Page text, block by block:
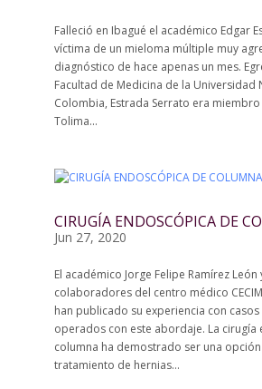
Falleció en Ibagué el académico Edgar
víctima de un mieloma múltiple muy
diagnóstico de hace apenas un mes.
Facultad de Medicina de la Universidad
Colombia, Estrada Serrato era
Tolima...
CIRUGÍA ENDOSCÓPICA DE
Jun 27, 2020
El académico Jorge Felipe Ramírez León
colaboradores del centro médico
han publicado su experiencia con
operados con este abordaje. La cirugía
columna ha demostrado ser una opción
tratamiento de hernias...